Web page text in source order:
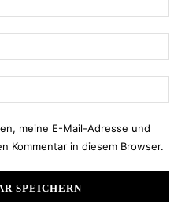
meine E-Mail-Adresse und
Kommentar in diesem Browser.